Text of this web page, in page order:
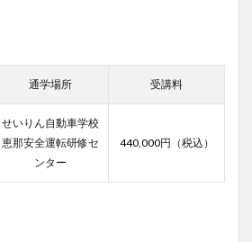
通学場所 受講料
せいりん自動車学校
恵那安全運転研修セ
ンター
440,000円（税込）